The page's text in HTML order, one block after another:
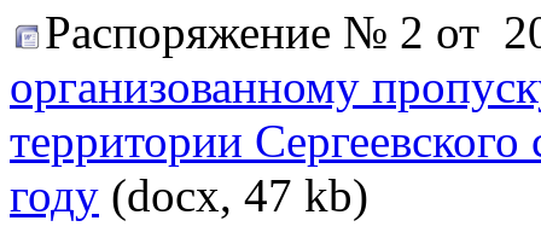
Распоряжение № 2 от
организованному
территории
году (docx, 47 kb)